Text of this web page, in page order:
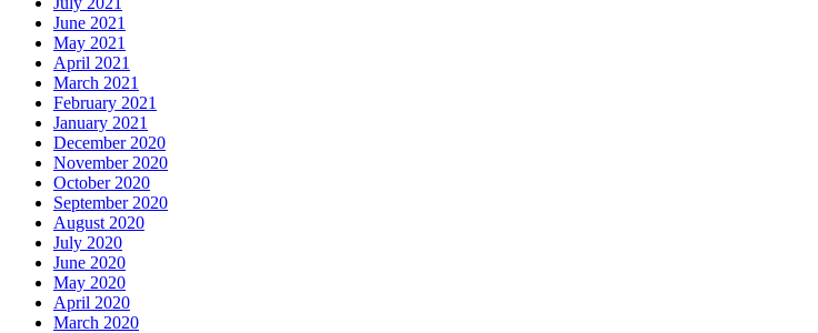
June 2021
May 2021
April 2021
March 2021
February 2021
January 2021
December 2020
November 2020
October 2020
September 2020
August 2020
July 2020
June 2020
May 2020
April 2020
March 2020